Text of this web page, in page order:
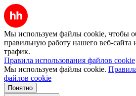
Мы используем файлы cookie, чтобы
правильную работу нашего веб-сайта
трафик.
Правила использования файлов cookie
Мы используем файлы cookie.
файлов cookie
Понятно